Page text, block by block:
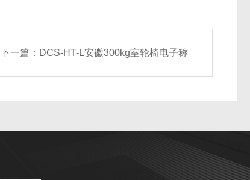
下一篇： DCS-HT-L安徽300kg室轮椅电子称